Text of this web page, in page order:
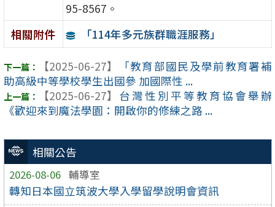
相關公告
2026-08-06 輔導室
轉知日本國立筑波大學入學留學說明會資訊
95-8567。
相關附件
「114年多元族群職涯服務」
【2025-06-27】
「教育部國民及學前教育署補
助高級中等學校學生出國參 加國際性 ...
【2025-06-27】
台灣性別平等教育協會舉辦
《歡迎來到魔法學園：開啟你的修練之路 ...